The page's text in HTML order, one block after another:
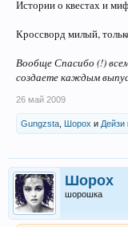
Истории о квестах и
Кроссворд милый,
Вообще Спасибо (!)
создаете каждым
26 май 2009
Gungzsta Шорох и Дейзи
Шорох
шорошка